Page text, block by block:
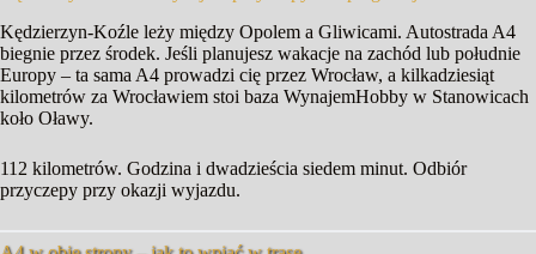
Kędzierzyn-Koźle leży między Opolem a Gliwicami. Autostrada A4
biegnie przez środek. Jeśli planujesz wakacje na zachód lub południe
Europy – ta sama A4 prowadzi cię przez Wrocław, a kilkadziesiąt
kilometrów za Wrocławiem stoi baza WynajemHobby w Stanowicach
koło Oławy.
112 kilometrów. Godzina i dwadzieścia siedem minut. Odbiór
przyczepy przy okazji wyjazdu.